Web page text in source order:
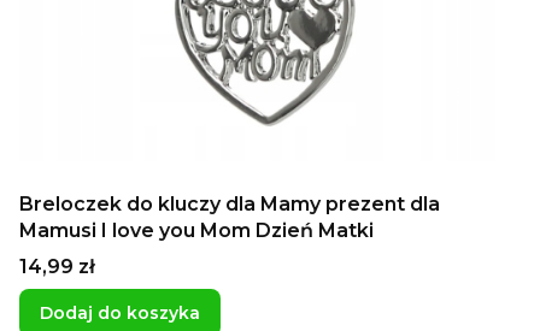
Breloczek do kluczy dla Mamy prezent dla
Mamusi I love you Mom Dzień Matki
Cena
14,99 zł
Dodaj do koszyka